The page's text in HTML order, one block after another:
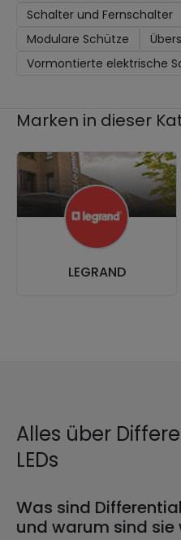
Schalter und Fernschalter
Modulare Schütze
Vormontierte elektrische
Marken in dieser
LEGRAND
Alles über
LEDs
Was sind
und warum sind sie